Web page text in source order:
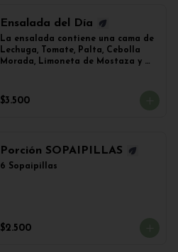
Ensalada del Día
La ensalada contiene una cama de
Lechuga, Tomate, Palta, Cebolla
Morada, Limoneta de Mostaza y
o Falafel.
$3.500
Porción SOPAIPILLAS
6 Sopaipillas
$2.500